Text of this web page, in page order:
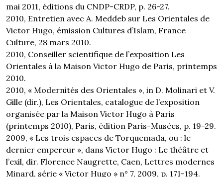
mai 2011, éditions du CNDP-CRDP, p. 26-27.
2010, Entretien avec A. Meddeb sur Les Orientales de
Victor Hugo, émission Cultures d’Islam, France
Culture, 28 mars 2010.
2010, Conseiller scientifique de l’exposition Les
Orientales à la Maison Victor Hugo de Paris, printemps
2010.
2010, « Modernités des Orientales », in D. Molinari et V.
Gille (dir.), Les Orientales, catalogue de l’exposition
organisée par la Maison Victor Hugo à Paris
(printemps 2010), Paris, édition Paris-Musées, p. 19-29.
2009, « Les trois espaces de Torquemada, ou : le
dernier empereur », dans Victor Hugo : Le théâtre et
l’exil, dir. Florence Naugrette, Caen, Lettres modernes
Minard, série « Victor Hugo » n° 7, 2009, p. 171-194.